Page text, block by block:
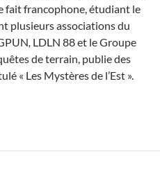
fait francophone, étudiant le
plusieurs associations du
, LDLN 88 et le Groupe
de terrain, publie des
« Les Mystères de l’Est ».
/ CVLDLN / C.